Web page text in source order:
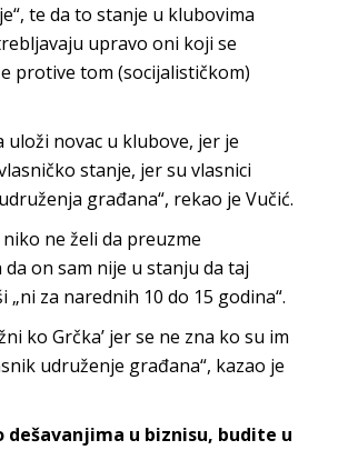
te da to stanje u klubovima
upravo oni koji se
protive tom (socijalističkom)
uloži novac u klubove, jer je
stanje, jer su vlasnici
građana“, rekao je Vučić.
ne želi da preuzme
on sam nije u stanju da taj
za narednih 10 do 15 godina“.
ko Grčka’ jer se ne zna ko su im
udruženje građana“, kazao je
dešavanjima u biznisu, budite u